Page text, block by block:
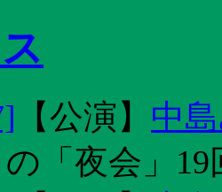
【公演 】 中
「夜会」